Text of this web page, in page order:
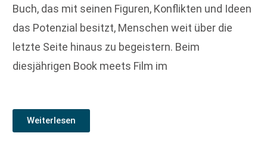
Buch, das mit seinen Figuren, Konflikten und Ideen
das Potenzial besitzt, Menschen weit über die
letzte Seite hinaus zu begeistern. Beim
diesjährigen Book meets Film im
Weiterlesen